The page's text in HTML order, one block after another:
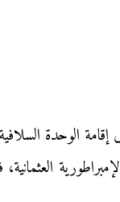
الوحدة